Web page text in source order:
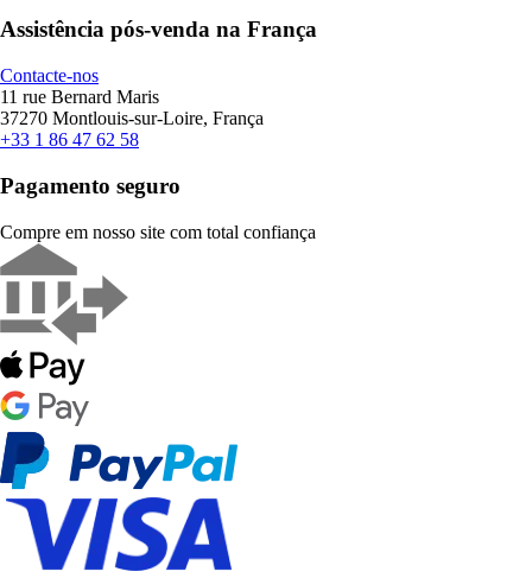
Assistência pós-venda na França
Contacte-nos
11 rue Bernard Maris
37270 Montlouis-sur-Loire, França
+33 1 86 47 62 58
Pagamento seguro
Compre em nosso site com total confiança